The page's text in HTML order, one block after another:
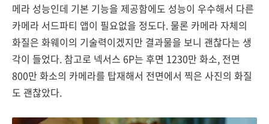
메라 성능인데 기본 기능을 제공함에도 성능이 우수해서 다른
카메라 서드파티 앱이 필요없을 정도다. 물론 카메라 자체의
화질은 화웨이의 기술력이겠지만 결과물을 보니 괜찮다는 생
각이 들었다. 참고로 넥서스 6P는 후면 1230만 화소, 전면
800만 화소의 카메라를 탑재해서 전면에서 찍은 사진의 화질
도 괜찮았다.